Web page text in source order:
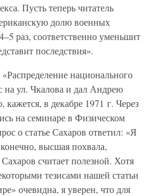
Пусть теперь читатель
долю военных
раз, соответственно уменьшит
последствия».
национального
на ул. Чкалова и дал Андрею
в декабре 1971 г. Через
на семинаре в Физическом
о статье Сахаров ответил: «Я
высшая похвала,
считает полезной. Хотя
тезисами нашей статьи
очевидна, я уверен, что для